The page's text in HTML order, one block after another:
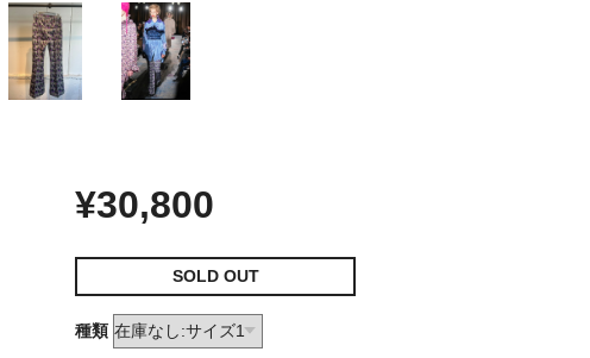
¥30,800
SOLD OUT
種類